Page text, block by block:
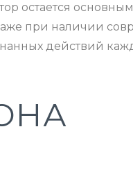
остается
при наличии
действий